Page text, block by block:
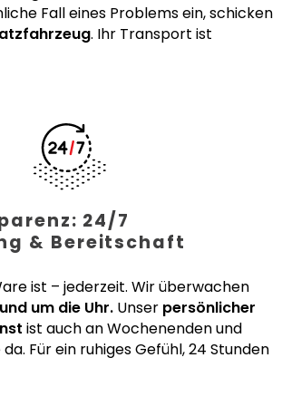
Fall eines Problems ein, schicken
. Ihr Transport ist
24/7
& Bereitschaft
ist – jederzeit. Wir überwachen
um die Uhr. Unser persönlicher
ist auch an Wochenenden und
Für ein ruhiges Gefühl, 24 Stunden